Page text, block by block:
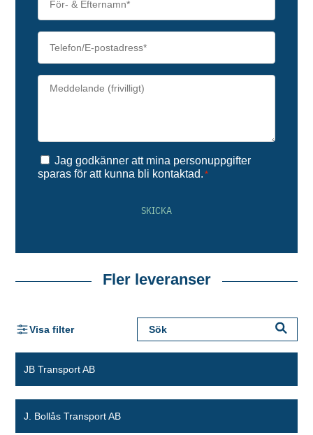
Telefon/E-
postadress*
Meddelande*
Samtycke*
Jag godkänner att mina personuppgifter
sparas för att kunna bli kontaktad. *
SKICKA
Fler leveranser
Visa filter
JB Transport AB
J. Bollås Transport AB